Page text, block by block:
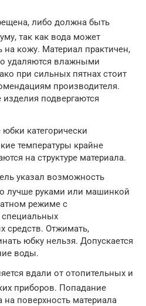
либо должна быть
так как вода может
на кожу. Материал практичен,
удаляются влажными
при сильных пятнах стоит
производителя.
изделия подвергаются
категорически
температуры крайне
на структуре материала.
указал возможность
лучше руками или машинкой
режиме с
средств. Отжимать,
юбку нельзя. Допускается
воды.
вдали от отопительных и
приборов. Попадание
на поверхность материала